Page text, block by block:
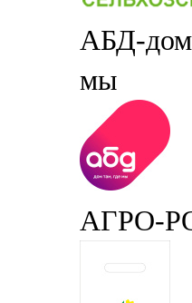
АБД-дом
мы
АГРО-